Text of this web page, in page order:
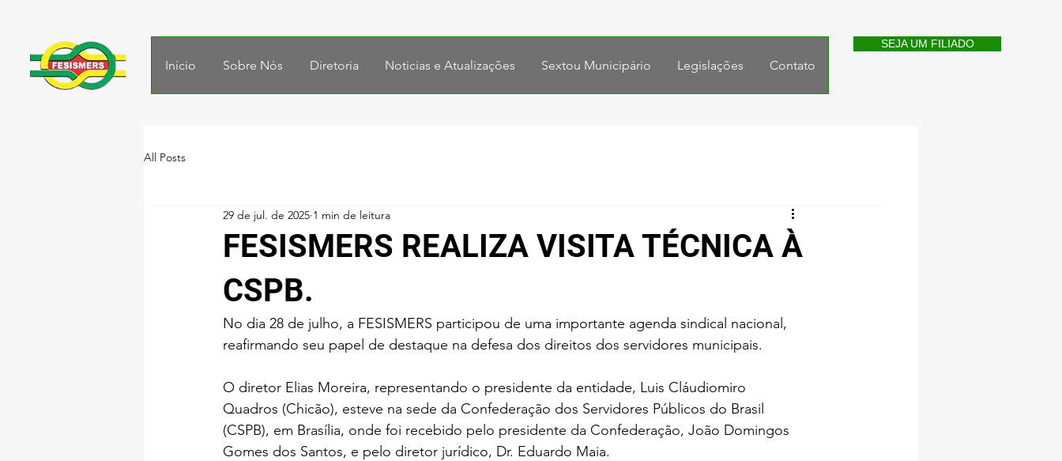
Início Sobre Nós Diretoria Noticias e Atualizações Sextou Municipário Legislações Contato
SEJA UM FILIADO
All Posts
FESISMERS REALIZA VISITA TÉCNICA À
CSPB.
29 de jul. de 2025 1 min de leitura
No dia 28 de julho, a FESISMERS participou de uma importante agenda sindical nacional,
reafirmando seu papel de destaque na defesa dos direitos dos servidores municipais.
O diretor Elias Moreira, representando o presidente da entidade, Luis Cláudiomiro
Quadros (Chicão), esteve na sede da Confederação dos Servidores Públicos do Brasil
(CSPB), em Brasília, onde foi recebido pelo presidente da Confederação, João Domingos
Gomes dos Santos, e pelo diretor jurídico, Dr. Eduardo Maia.